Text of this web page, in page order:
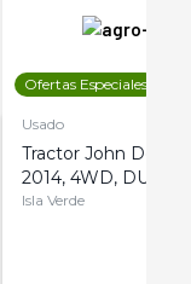
Ofertas Especiales
Usado
Tractor John Deere
2014, 4WD, DUAL
Isla Verde